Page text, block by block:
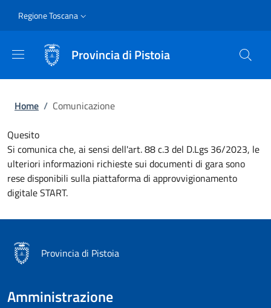
Slim
Regione Toscana
Provincia di Pistoia
Briciole di pane
Home / Comunicazione
Quesito
Si comunica che, ai sensi dell'art. 88 c.3 del D.Lgs 36/2023, le
ulteriori informazioni richieste sui documenti di gara sono
rese disponibili sulla piattaforma di approvvigionamento
digitale START.
Provincia di Pistoia
Amministrazione